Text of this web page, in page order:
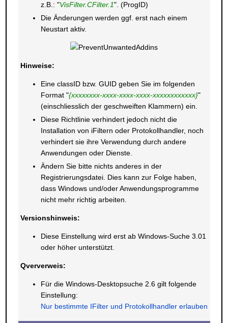
z.B.: "VisFilter.CFilter.1". (ProgID)
Die Änderungen werden ggf. erst nach einem
Neustart aktiv.
Hinweise:
Eine classID bzw. GUID geben Sie im folgenden
Format "{xxxxxxxx-xxxx-xxxx-xxxx-xxxxxxxxxxxx}"
(einschliesslich der geschweiften Klammern) ein.
Diese Richtlinie verhindert jedoch nicht die
Installation von iFiltern oder Protokollhandler, noch
verhindert sie ihre Verwendung durch andere
Anwendungen oder Dienste.
Ändern Sie bitte nichts anderes in der
Registrierungsdatei. Dies kann zur Folge haben,
dass Windows und/oder Anwendungsprogramme
nicht mehr richtig arbeiten.
Versionshinweis:
Diese Einstellung wird erst ab Windows-Suche 3.01
oder höher unterstützt.
Qververweis:
Für die Windows-Desktopsuche 2.6 gilt folgende
Einstellung:
Nur bestimmte IFilter und Protokollhandler erlauben